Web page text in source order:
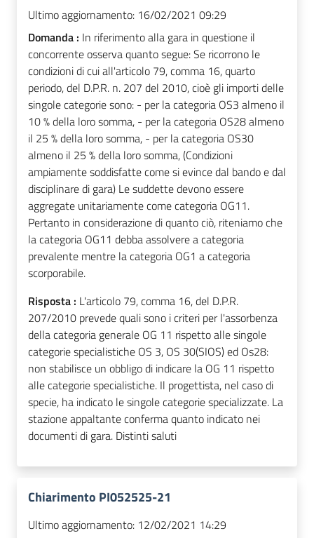
Ultimo aggiornamento: 16/02/2021 09:29
Domanda : In riferimento alla gara in questione il
concorrente osserva quanto segue: Se ricorrono le
condizioni di cui all'articolo 79, comma 16, quarto
periodo, del D.P.R. n. 207 del 2010, cioè gli importi delle
singole categorie sono: - per la categoria OS3 almeno il
10 % della loro somma, - per la categoria OS28 almeno
il 25 % della loro somma, - per la categoria OS30
almeno il 25 % della loro somma, (Condizioni
ampiamente soddisfatte come si evince dal bando e dal
disciplinare di gara) Le suddette devono essere
aggregate unitariamente come categoria OG11.
Pertanto in considerazione di quanto ciò, riteniamo che
la categoria OG11 debba assolvere a categoria
prevalente mentre la categoria OG1 a categoria
scorporabile.
Risposta : L'articolo 79, comma 16, del D.P.R.
207/2010 prevede quali sono i criteri per l'assorbenza
della categoria generale OG 11 rispetto alle singole
categorie specialistiche OS 3, OS 30(SIOS) ed Os28:
non stabilisce un obbligo di indicare la OG 11 rispetto
alle categorie specialistiche. Il progettista, nel caso di
specie, ha indicato le singole categorie specializzate. La
stazione appaltante conferma quanto indicato nei
documenti di gara. Distinti saluti
Chiarimento PI052525-21
Ultimo aggiornamento: 12/02/2021 14:29